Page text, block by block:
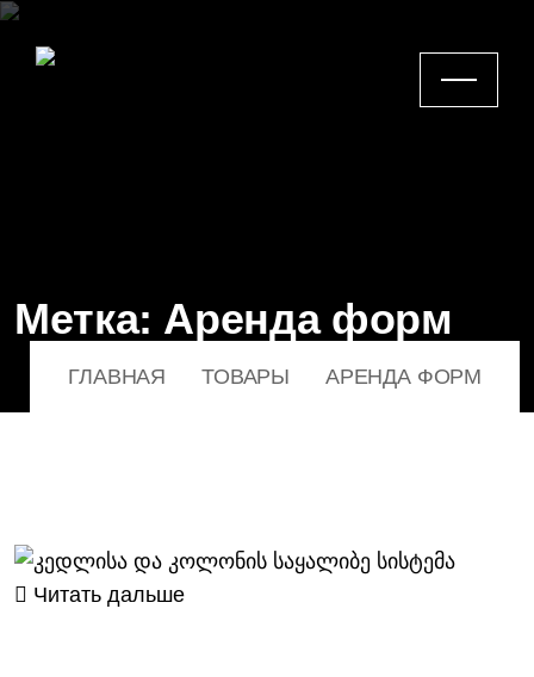
Метка: Аренда форм
ГЛАВНАЯ ТОВАРЫ АРЕНДА ФОРМ
Читать дальше